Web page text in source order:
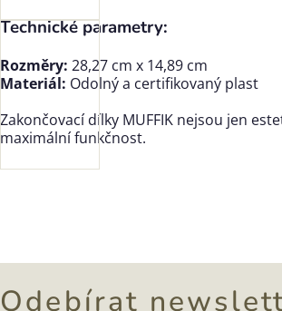
Technické parametry:
Rozměry: 28,27 cm x 14,89 cm
Materiál: Odolný a certifikovaný plast
Zakončovací dílky MUFFIK nejsou jen
maximální funkčnost.
Odebírat